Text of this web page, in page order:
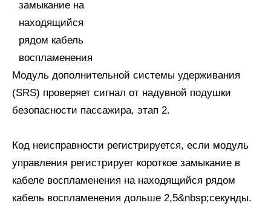
Модуль дополнительной системы удерживания
(SRS) проверяет сигнал от надувной подушки
безопасности пассажира, этап 2.
Код неисправности регистрируется, если модуль
управления регистрирует короткое замыкание в
кабеле воспламенения на находящийся рядом
кабель воспламенения дольше 2,5&nbsp;секунды.